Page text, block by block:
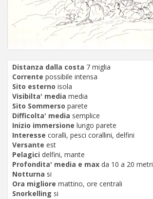
Distanza dalla costa 7 miglia
Corrente possibile intensa
Sito esterno isola
Visibilta' media media
Sito Sommerso parete
Difficolta' media semplice
Inizio immersione lungo parete
Interesse coralli, pesci corallini, delfini
Versante est
Pelagici delfini, mante
Profondita' media e max da 10 a 20 metri
Notturna si
Ora migliore mattino, ore centrali
Snorkelling si